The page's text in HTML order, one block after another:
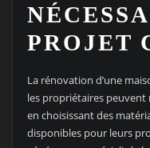
PROJET
La rénovation d’une
les propriétaires
en choisissant des
disponibles pour leurs